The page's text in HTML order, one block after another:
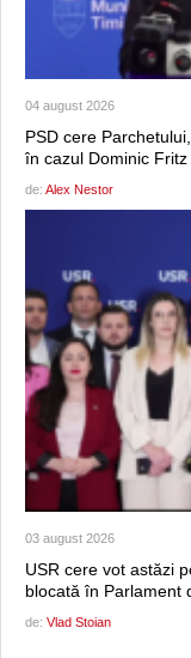
04 august 2026
PSD cere
în cazul Dominic
de: Alex Nestor
03 august 2026
USR cere vot astăzi
blocată în Parlament
de: Vlad Stoian